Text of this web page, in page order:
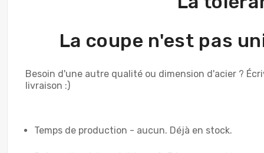
La coupe n'est pas
Besoin d'une autre qualité ou dimension d'acier ?
livraison :)
Temps de production - aucun. Déjà en stock.